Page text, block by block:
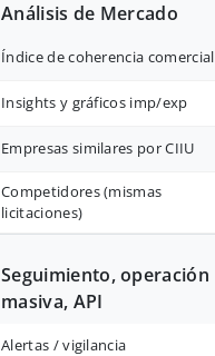
Análisis de Mercado
Índice de coherencia comercial
Insights y gráficos imp/exp
Empresas similares por CIIU
Competidores (mismas
licitaciones)
Seguimiento, operación
masiva, API
Alertas / vigilancia